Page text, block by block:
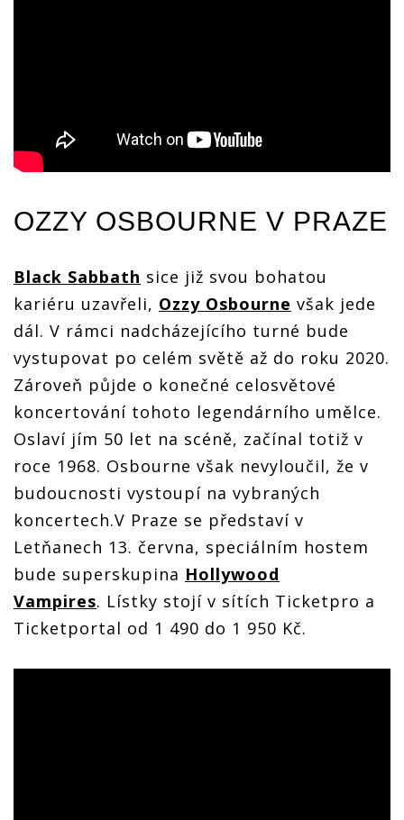
OZZY OSBOURNE V PRAZE
Black Sabbath sice již svou bohatou
kariéru uzavřeli, Ozzy Osbourne však jede
dál. V rámci nadcházejícího turné bude
vystupovat po celém světě až do roku 2020.
Zároveň půjde o konečné celosvětové
koncertování tohoto legendárního umělce.
Oslaví jím 50 let na scéně, začínal totiž v
roce 1968. Osbourne však nevyloučil, že v
budoucnosti vystoupí na vybraných
koncertech.V Praze se představí v
Letňanech 13. června, speciálním hostem
bude superskupina Hollywood
Vampires. Lístky stojí v sítích Ticketpro a
Ticketportal od 1 490 do 1 950 Kč.